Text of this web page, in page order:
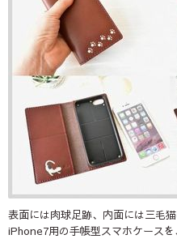
表面には肉球足跡、内面には三毛
iPhone7用の手帳型スマホケースを